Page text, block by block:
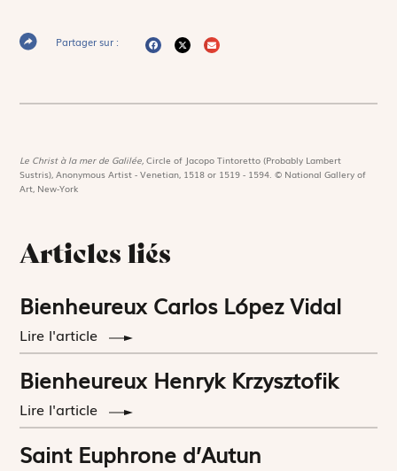
Partager sur :
Le Christ à la mer de Galilée,Circle of Jacopo Tintoretto (Probably Lambert
Sustris), Anonymous Artist - Venetian, 1518 or 1519 - 1594. © National Gallery of
Art, New-York
Articles liés
Bienheureux Carlos López Vidal
Lire l'article
Bienheureux Henryk Krzysztofik
Lire l'article
Saint Euphrone d’Autun